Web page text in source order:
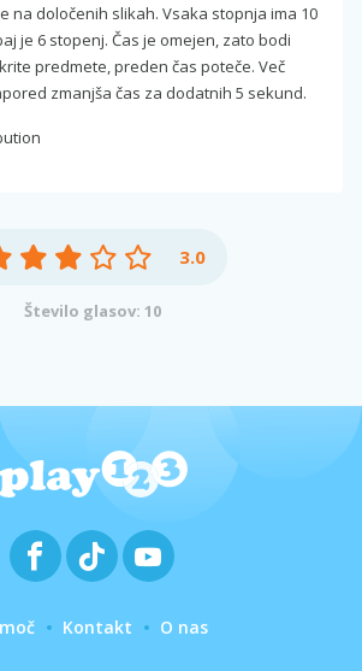
na določenih slikah. Vsaka stopnja ima 10
je 6 stopenj. Čas je omejen, zato bodi
predmete, preden čas poteče. Več
zmanjša čas za dodatnih 5 sekund.
3.0
Število glasov: 10
Kontakt O nas